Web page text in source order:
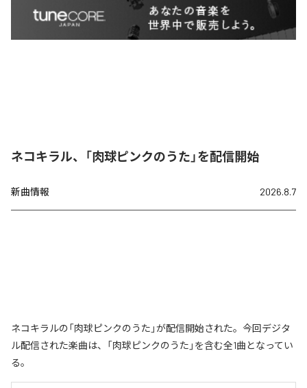
ネコキラル、「肉球ピンクのうた」を配信開始
新曲情報 2026.8.7
ネコキラルの「肉球ピンクのうた」が配信開始された。今回デジタ
ル配信された楽曲は、「肉球ピンクのうた」を含む全1曲となってい
る。